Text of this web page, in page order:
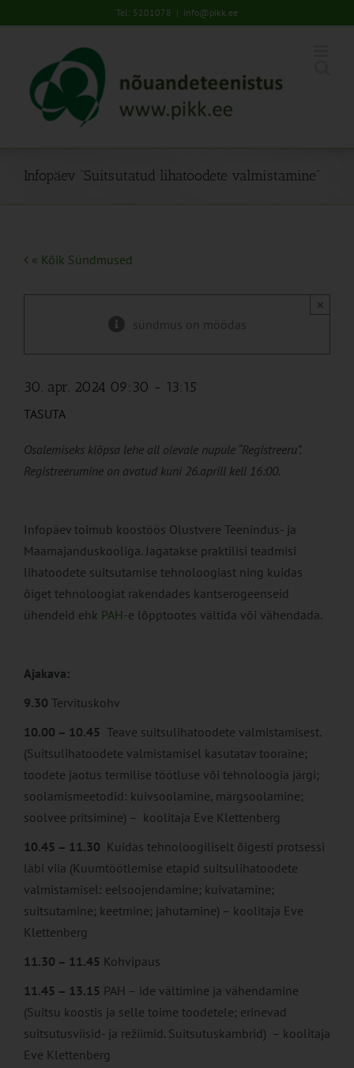
to
Tel: 5201078 | info@pikk.ee
Infopäev “Suitsutatud lihatoodete valmistamine”
« Kõik Sündmused
sündmus on möödas
×
30. apr. 2024 09:30 - 13:15
TASUTA
Osalemiseks klõpsa lehe all olevale nupule “Registreeru”.
Registreerumine on avatud kuni 26.aprill kell 16:00.
Infopäev toimub koostöös Olustvere Teenindus- ja
Maamajanduskooliga. Jagatakse praktilisi teadmisi
lihatoodete suitsutamise tehnoloogiast ning kuidas
õiget tehnoloogiat rakendades kantserogeenseid
ühendeid ehk PAH-e lõpptootes vältida või vähendada.
Ajakava:
9.30 Tervituskohv
10.00 – 10.45 Teave suitsulihatoodete valmistamisest.
(Suitsulihatoodete valmistamisel kasutatav tooraine;
toodete jaotus termilise töötluse või tehnoloogia järgi;
soolamismeetodid: kuivsoolamine, märgsoolamine;
soolvee pritsimine) – koolitaja Eve Klettenberg
10.45 – 11.30 Kuidas tehnoloogiliselt õigesti protsessi
läbi viia (Kuumtöötlemise etapid suitsulihatoodete
valmistamisel: eelsoojendamine; kuivatamine;
suitsutamine; keetmine; jahutamine) – koolitaja Eve
Klettenberg
11.30 – 11.45 Kohvipaus
11.45 – 13.15 PAH – ide vältimine ja vähendamine
(Suitsu koostis ja selle toime toodetele; erinevad
suitsutusviisid- ja režiimid. Suitsutuskambrid) – koolitaja
Eve Klettenberg